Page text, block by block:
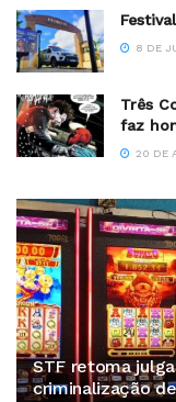
8 DE
Três
faz
20 DE
STF retoma
criminalização